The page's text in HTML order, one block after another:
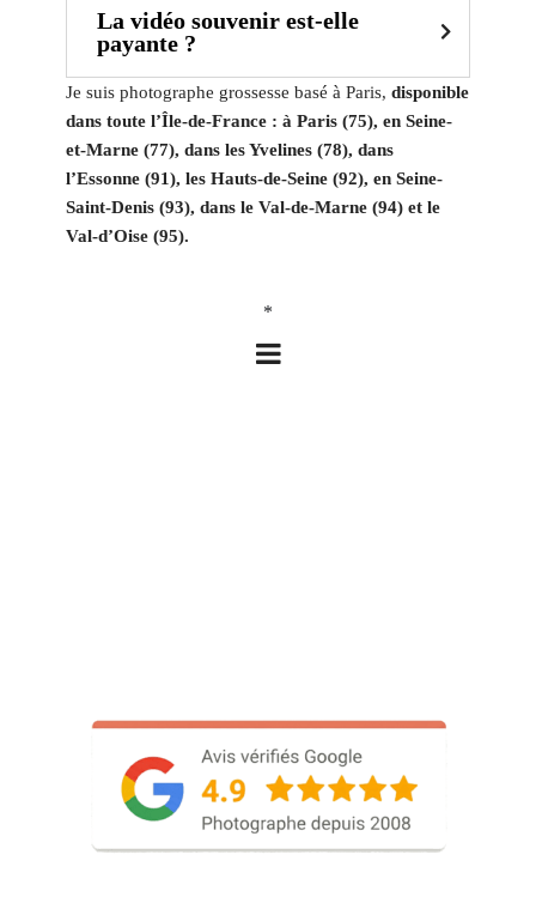
La vidéo souvenir est-elle
payante ?
Je suis photographe grossesse basé à Paris, disponible
dans toute l’Île-de-France : à Paris (75), en Seine-
et-Marne (77), dans les Yvelines (78), dans
l’Essonne (91), les Hauts-de-Seine (92), en Seine-
Saint-Denis (93), dans le Val-de-Marne (94) et le
Val-d’Oise (95).
*